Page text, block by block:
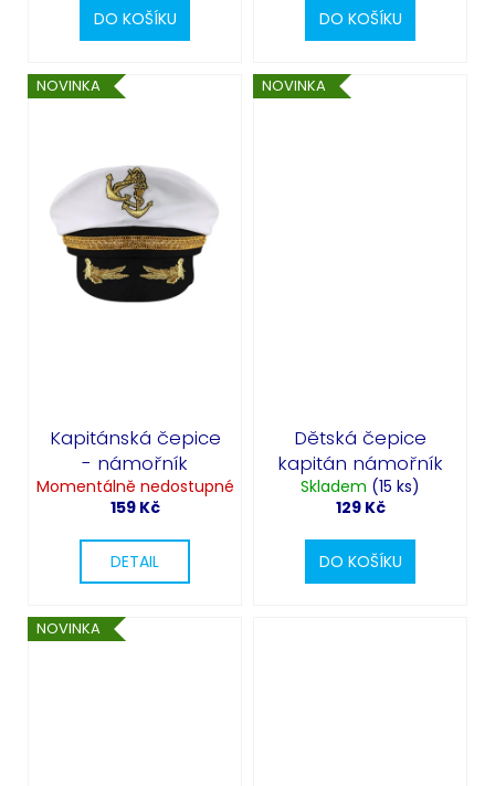
DO KOŠÍKU DO KOŠÍKU
NOVINKA
Kapitánská čepice
- námořník
Momentálně nedostupné
159 Kč
DETAIL
NOVINKA
Dětská čepice
kapitán námořník
Skladem (15 ks)
129 Kč
DO KOŠÍKU
NOVINKA